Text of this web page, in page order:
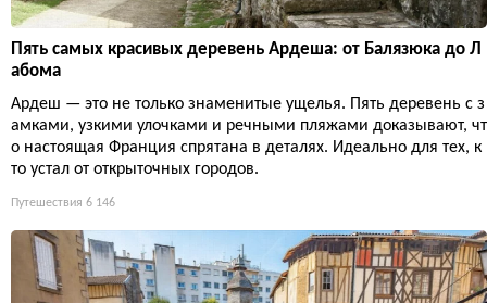
Пять самых красивых деревень Ардеша: от Балязюка до Л
абома
Ардеш — это не только знаменитые ущелья. Пять деревень с з
амками, узкими улочками и речными пляжами доказывают, чт
о настоящая Франция спрятана в деталях. Идеально для тех, к
то устал от открыточных городов.
Путешествия 6 146